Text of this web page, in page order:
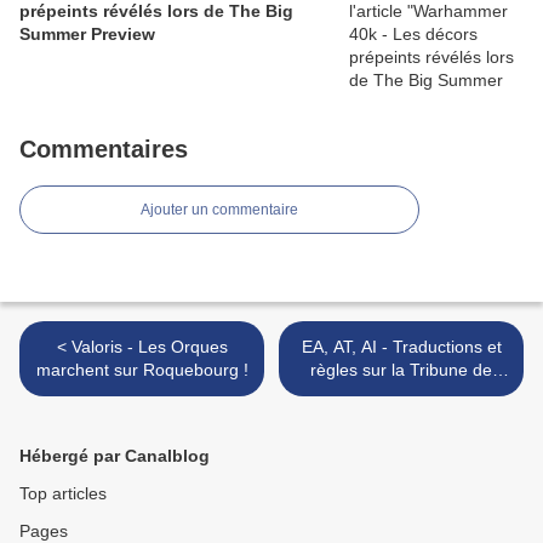
prépeints révélés lors de The Big
Summer Preview
Commentaires
Ajouter un commentaire
< Valoris - Les Orques
marchent sur Roquebourg !
EA, AT, AI - Traductions et
règles sur la Tribune de
Laïtus Prime >
Hébergé par Canalblog
Top articles
Pages